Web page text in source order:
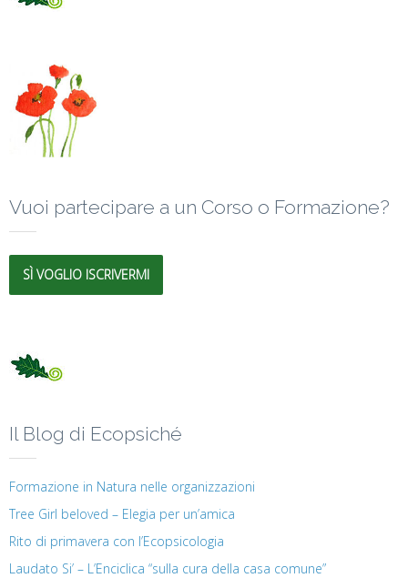
Vuoi partecipare a un Corso o Formazione?
SÌ VOGLIO ISCRIVERMI
Il Blog di Ecopsiché
Formazione in Natura nelle organizzazioni
Tree Girl beloved – Elegia per un’amica
Rito di primavera con l’Ecopsicologia
Laudato Si’ – L’Enciclica “sulla cura della casa comune”